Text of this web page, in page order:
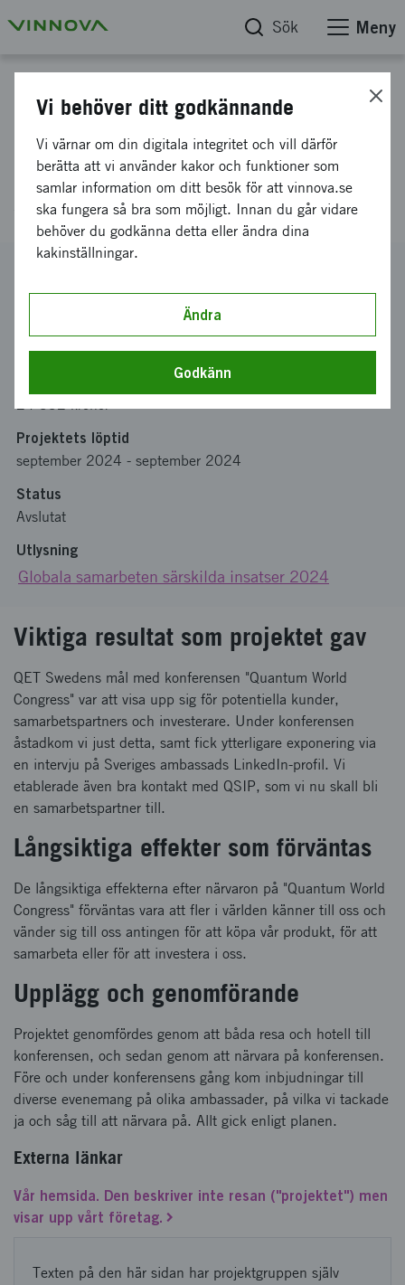
Sök Meny
Resebidrag (2024) USA,
Quantum World Congress, 9-11
september
2024-02740
QET Sweden AB
24 332 kronor
Projektets löptid
september 2024 - september 2024
Status
Avslutat
Utlysning
Globala samarbeten särskilda insatser 2024
Viktiga resultat som projektet gav
QET Swedens mål med konferensen "Quantum World
Congress" var att visa upp sig för potentiella kunder,
samarbetspartners och investerare. Under konferensen
åstadkom vi just detta, samt fick ytterligare exponering via
en intervju på Sveriges ambassads LinkedIn-profil. Vi
etablerade även bra kontakt med QSIP, som vi nu skall bli
en samarbetspartner till.
Långsiktiga effekter som förväntas
De långsiktiga effekterna efter närvaron på "Quantum World
Congress" förväntas vara att fler i världen känner till oss och
vänder sig till oss antingen för att köpa vår produkt, för att
samarbeta eller för att investera i oss.
Upplägg och genomförande
Projektet genomfördes genom att båda resa och hotell till
konferensen, och sedan genom att närvara på konferensen.
Före och under konferensens gång kom inbjudningar till
diverse evenemang på olika ambassader, på vilka vi tackade
ja och såg till att närvara på. Allt gick enligt planen.
Externa länkar
Vår hemsida. Den beskriver inte resan ("projektet") men
visar upp vårt företag.
Texten på den här sidan har projektgruppen själv
Vi behöver ditt godkännande
Vi värnar om din digitala integritet och vill därför
berätta att vi använder kakor och funktioner som
samlar information om ditt besök för att vinnova.se
ska fungera så bra som möjligt. Innan du går vidare
behöver du godkänna detta eller ändra dina
kakinställningar.
Ändra
Godkänn